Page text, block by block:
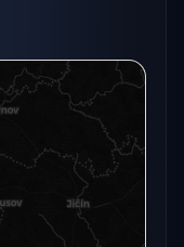
dostupný.